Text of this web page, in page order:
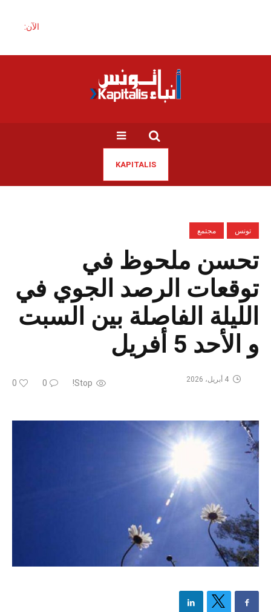
الآن:
KAPITALIS
تونس مجتمع
تحسن ملحوظ في
توقعات الرصد الجوي في
الليلة الفاصلة بين السبت
و الأحد 5 أفريل
Stop!
0
0 4 أبريل، 2026